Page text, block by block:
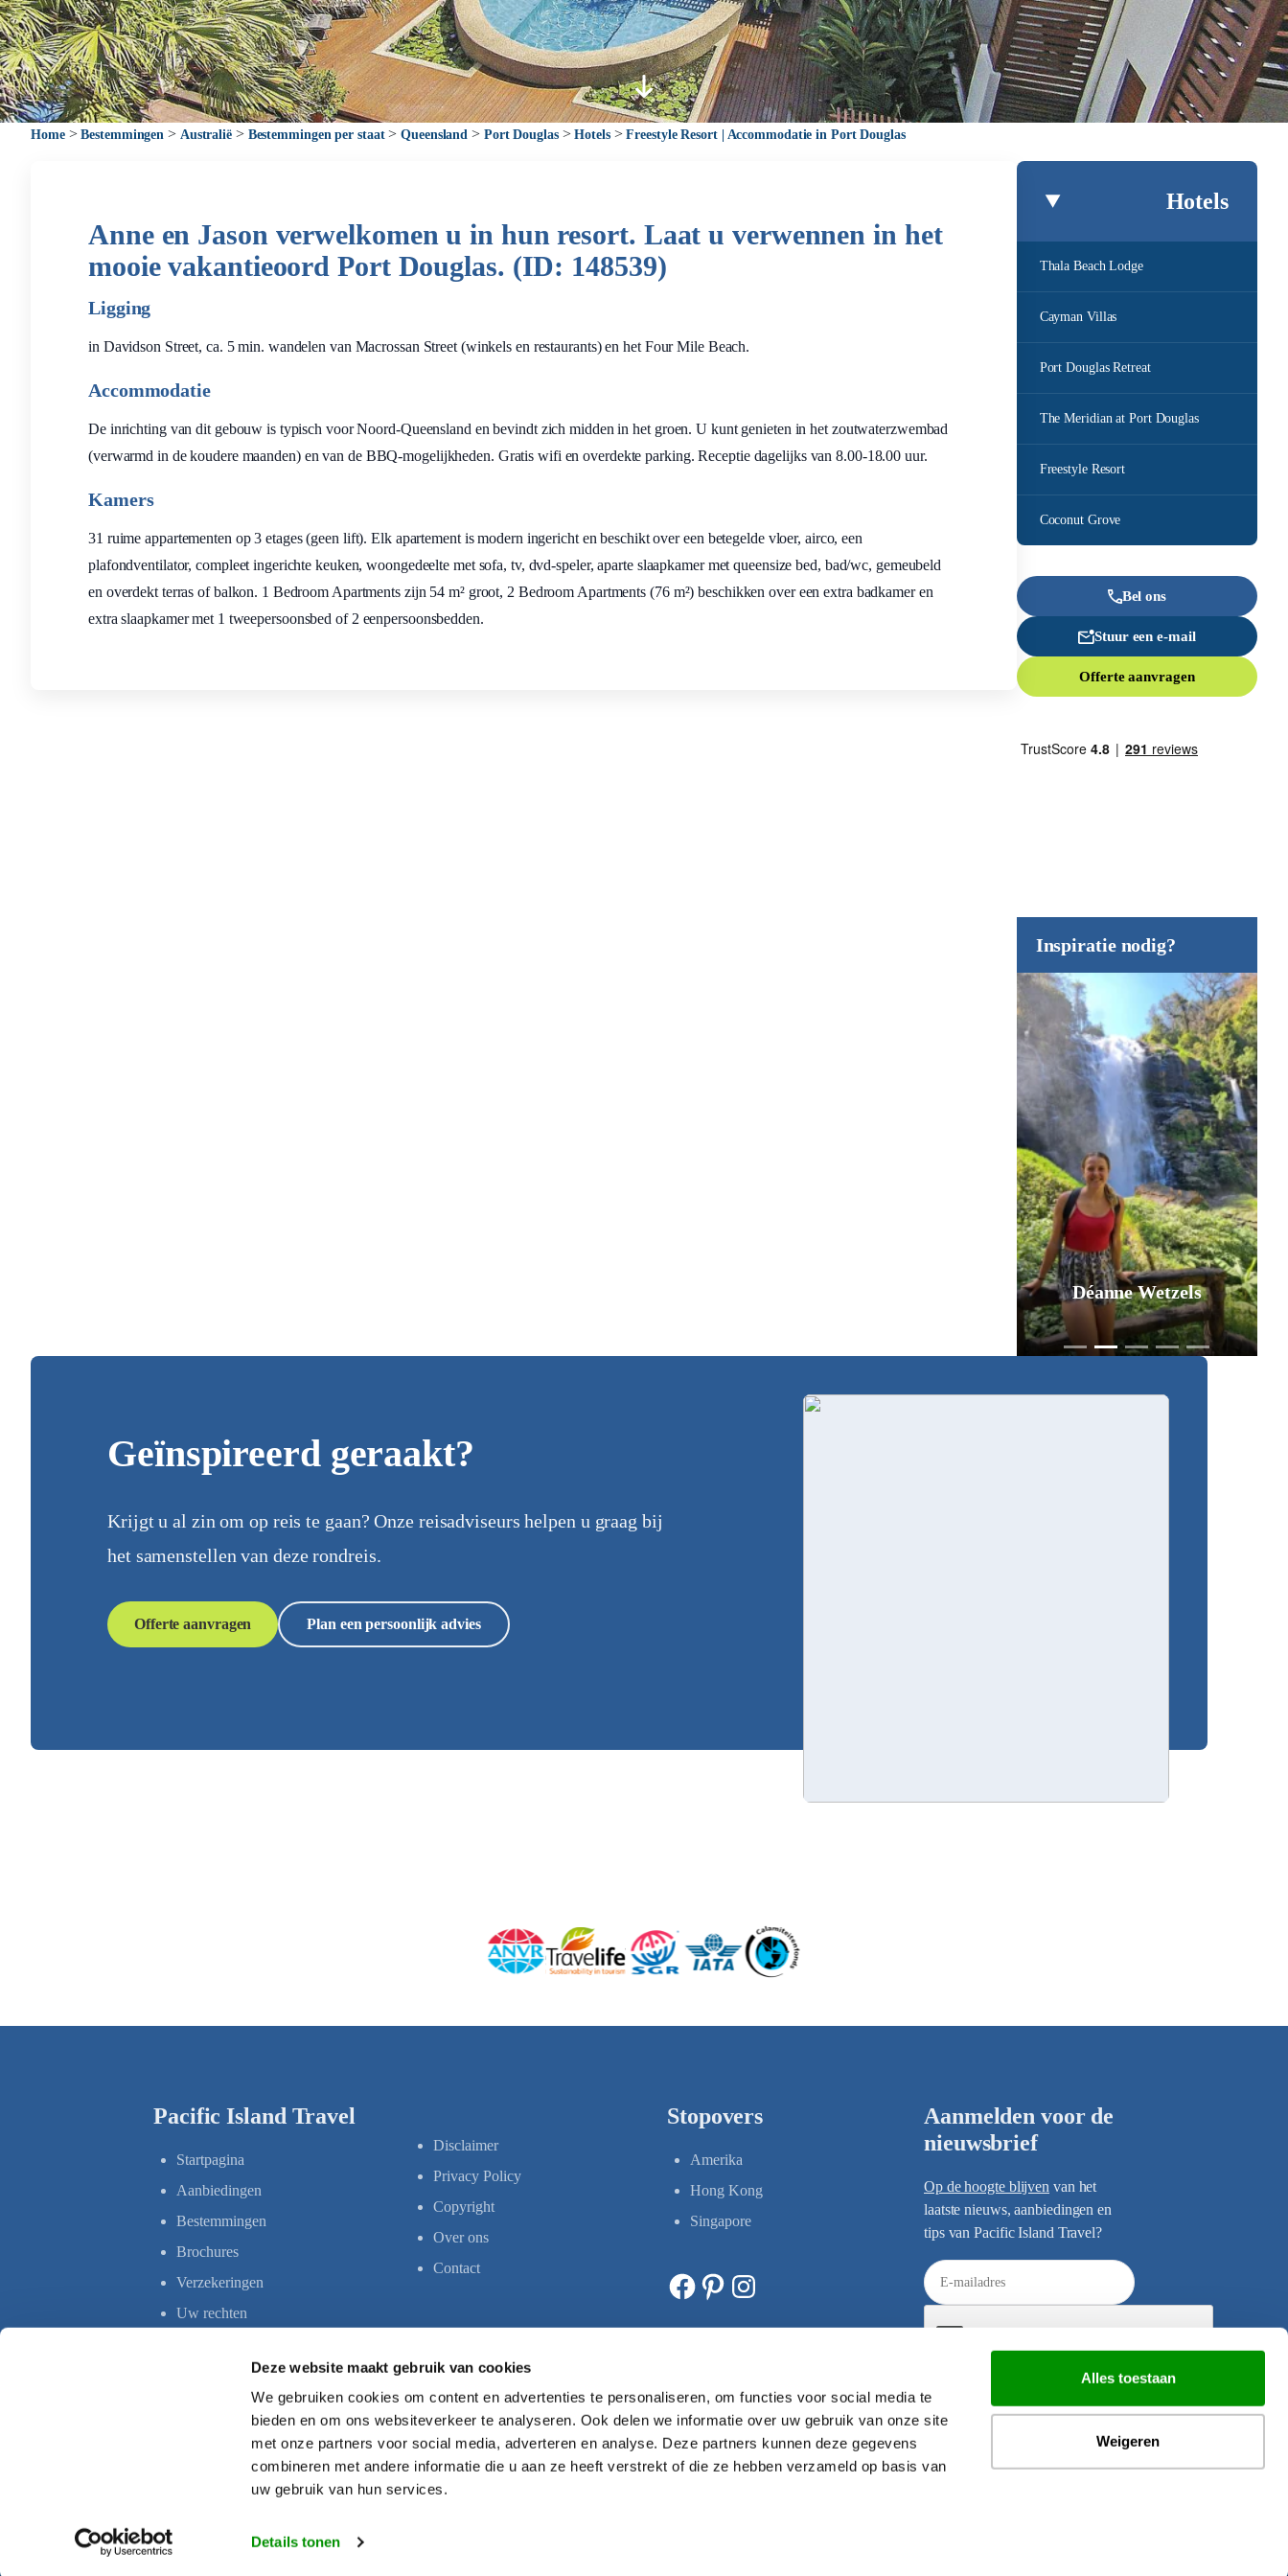
Deze website maakt gebruik van cookies
We gebruiken cookies om content en advertenties te personaliseren, om functies voor social media te
bieden en om ons websiteverkeer te analyseren. Ook delen we informatie over uw gebruik van onze site
met onze partners voor social media, adverteren en analyse. Deze partners kunnen deze gegevens
combineren met andere informatie die u aan ze heeft verstrekt of die ze hebben verzameld op basis van
uw gebruik van hun services.
Details tonen
Alles toestaan
Weigeren
Home>Bestemmingen > Australië> Bestemmingen per staat>Queensland > Port Douglas>Hotels>Freestyle Resort | Accommodatie in Port Douglas
Hotels
Thala Beach Lodge
Cayman Villas
Port Douglas Retreat
The Meridian at Port Douglas
Freestyle Resort
Coconut Grove
Bel ons
Stuur een e-mail
Offerte aanvragen
Inspiratie nodig?
Déanne Wetzels
Anne en Jason verwelkomen u in hun resort. Laat u verwennen in het
mooie vakantieoord Port Douglas. (ID: 148539)
Ligging
in Davidson Street, ca. 5 min. wandelen van Macrossan Street (winkels en restaurants) en het Four Mile Beach.
Accommodatie
De inrichting van dit gebouw is typisch voor Noord-Queensland en bevindt zich midden in het groen. U kunt genieten in het zoutwaterzwembad
(verwarmd in de koudere maanden) en van de BBQ-mogelijkheden. Gratis wifi en overdekte parking. Receptie dagelijks van 8.00-18.00 uur.
Kamers
31 ruime appartementen op 3 etages (geen lift). Elk apartement is modern ingericht en beschikt over een betegelde vloer, airco, een
plafondventilator, compleet ingerichte keuken, woongedeelte met sofa, tv, dvd-speler, aparte slaapkamer met queensize bed, bad/wc, gemeubeld
en overdekt terras of balkon. 1 Bedroom Apartments zijn 54 m² groot, 2 Bedroom Apartments (76 m²) beschikken over een extra badkamer en
extra slaapkamer met 1 tweepersoonsbed of 2 eenpersoonsbedden.
Geïnspireerd geraakt?
Krijgt u al zin om op reis te gaan? Onze reisadviseurs helpen u graag bij
het samenstellen van deze rondreis.
Offerte aanvragen Plan een persoonlijk advies
Pacific Island Travel
Startpagina
Aanbiedingen
Bestemmingen
Brochures
Verzekeringen
Uw rechten
Disclaimer
Privacy Policy
Copyright
Over ons
Contact
Stopovers
Amerika
Hong Kong
Singapore
Facebook Pinterest Instagram
Aanmelden voor de
nieuwsbrief
Op de hoogte blijven van het
laatste nieuws, aanbiedingen en
tips van Pacific Island Travel?
E
-
a
d
e